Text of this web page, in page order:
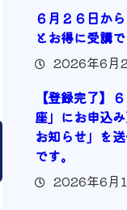
６月２６日か
とお得に受講
2026年6月
【登録完了】
座」にお申込
お知らせ」を
です。
2026年6月